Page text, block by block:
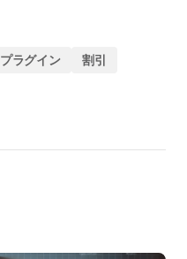
プラグイン
割引